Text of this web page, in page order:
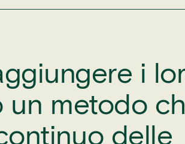
i
un metodo
delle